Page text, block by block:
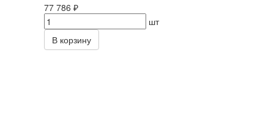
77 786 ₽
шт
В корзину